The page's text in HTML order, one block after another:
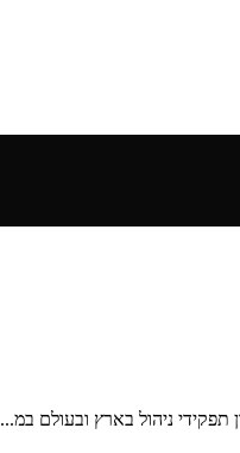
תפקידי ניהול בארץ ובעולם במ...